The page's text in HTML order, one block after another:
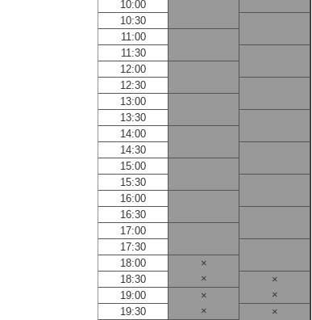
10:00
10:30
11:00
11:30
12:00
12:30
13:00
13:30
14:00
14:30
15:00
15:30
16:00
16:30
17:00
17:30
18:00
×
18:30
×
×
19:00
×
×
19:30
×
×